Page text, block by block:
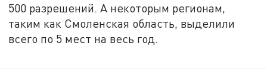
500 разрешений. А некоторым регионам,
таким как Смоленская область, выделили
всего по 5 мест на весь год.